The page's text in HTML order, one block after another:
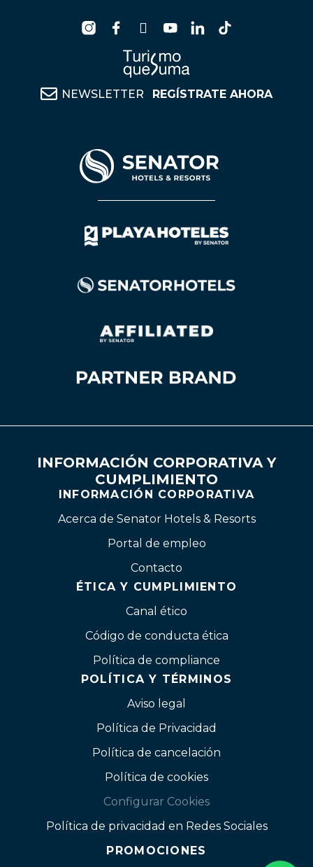
NEWSLETTER REGÍSTRATE AHORA
INFORMACIÓN CORPORATIVA Y
CUMPLIMIENTO
INFORMACIÓN CORPORATIVA
Acerca de Senator Hotels & Resorts
Portal de empleo
Contacto
ÉTICA Y CUMPLIMIENTO
Canal ético
Código de conducta ética
Política de compliance
POLÍTICA Y TÉRMINOS
Aviso legal
Política de Privacidad
Política de cancelación
Política de cookies
Configurar Cookies
Política de privacidad en Redes Sociales
PROMOCIONES